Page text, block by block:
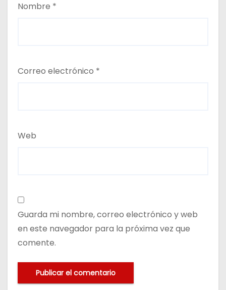
Nombre *
Correo electrónico *
Web
Guarda mi nombre, correo electrónico y web
en este navegador para la próxima vez que
comente.